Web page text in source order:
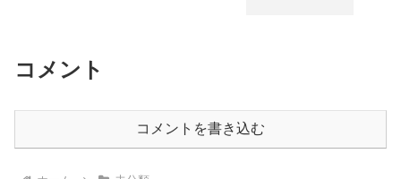
コメント
コメントを書き込む